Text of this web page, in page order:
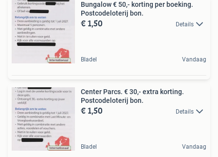
Bungalow € 50,- korting per boeking.
Postcodeloterij bon.
€ 1,50 Details
Bladel Vandaag
Center Parcs. € 30,- extra korting.
Postcodeloterij bon.
€ 1,50 Details
Bladel Vandaag